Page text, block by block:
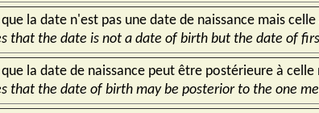
la date n'est pas une date de naissance mais
that the date is not a date of birth but the date of
la date de naissance peut être postérieure à
that the date of birth may be posterior to the one